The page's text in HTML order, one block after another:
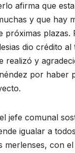
afirma que
y que hay
próximas plazas.
dio crédito al
realizó y
por haber
jefe comunal
igualar a
merlenses, con